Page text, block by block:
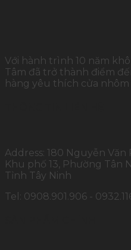
Với hành trình 10 năm
Tâm đã trở thành điểm
hàng yêu thích cửa nhôm
Address: 180 Nguyễn Văn
Khu phố 13, Phường Tân
Tỉnh Tây Ninh
Tel: 0908.901.906 -